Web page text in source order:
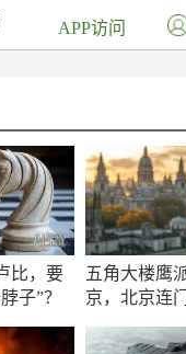
比，要
子”？
五角大楼鹰
京，北京连
APP访问